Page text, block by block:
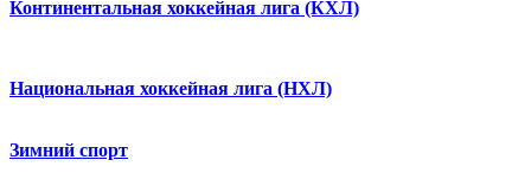
Континентальная хоккейная лига (КХЛ)
Национальная хоккейная лига (НХЛ)
Зимний спорт